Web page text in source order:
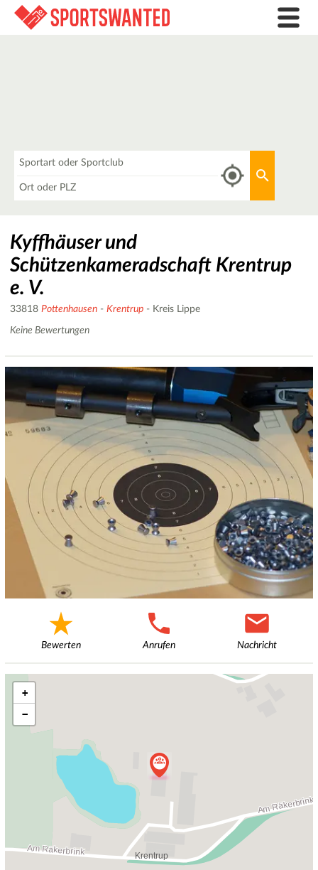
Kyffhäuser und
Schützenkameradschaft Krentrup
e. V.
33818 Pottenhausen - Krentrup - Kreis Lippe
Keine Bewertungen
Bewerten Anrufen Nachricht
+
−